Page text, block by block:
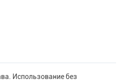
Использование без